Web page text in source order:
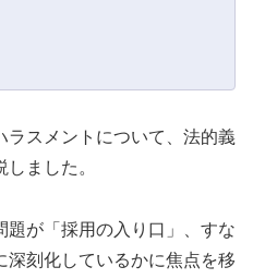
ラスメントについて、法的義
ました。
が「採用の入り口」、すな
深刻化しているかに焦点を移